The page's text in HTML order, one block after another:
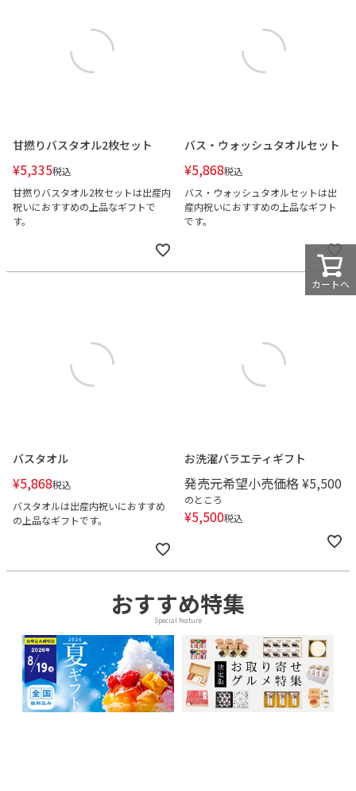
甘撚りバスタオル2枚セット
¥5,335税込
甘撚りバスタオル2枚セットは出産内
祝いにおすすめの上品なギフトで
す。
バス・ウォッシュタオルセット
¥5,868税込
バス・ウォッシュタオルセットは出
産内祝いにおすすめの上品なギフト
です。
バスタオル
¥5,868税込
バスタオルは出産内祝いにおすすめ
の上品なギフトです。
お洗濯バラエティギフト
発売元希望小売価格¥5,500
のところ
¥5,500税込
カートへ
おすすめ特集
Special feature